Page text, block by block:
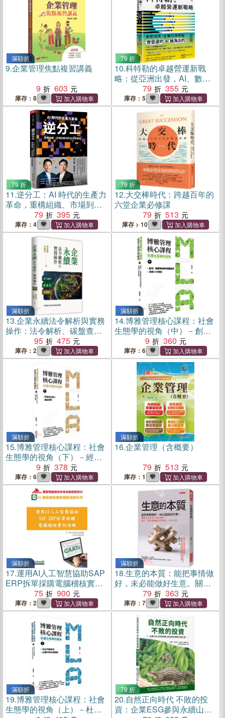
滿額折
9.企業管理焦點複習講義
9
603
庫存：8
79 折
10.科特勒的卓越營運新戰
略：從亞洲出發，AI、數據
與文化驅動的高效未來藍圖
79 355
庫存：5
79 折
11.逆分工：AI 時代的生產力
革命，重構組織、市場到經
濟的生存新賽局
79 395
庫存：4
79 折
12.大交棒時代：跨越百年的
六堂企業必修課
79
513
庫存 > 10
滿額折
13.企業永續法令解析與實務
操作：法令解析、碳盤查、
永續報告95 475
庫存：2
滿額折
14.博雅管理核心課程：社會
生態學的視角（中）－創
新、創業精神與領導變革／
領導力與激勵
9 360
庫存：6
滿額折
15.博雅管理核心課程：社會
生態學的視角（下）－經營
與生產力／自我管理
9 378
庫存：6
滿額折
16.企業管理（含概要）
79
513
庫存：1
滿額折
17.運用AI人工智慧協助SAP
ERP拆單採購電腦稽核實例
演練(附教育試用版軟體90天
使用權＋教學演練資料)
75 900
庫存：2
滿額折
18.生意的本質：能把事情做
好，未必能做好生意。關鍵
不在好點子和新科技，建立
「營收持續成長的系統」才
是本質。
79 363
庫存：7
滿額折
19.博雅管理核心課程：社會
生態學的視角（上）－杜拉
79 折
20.自然正向時代 不敗的投
資：企業ESG參與永續山林